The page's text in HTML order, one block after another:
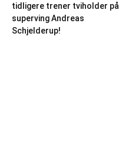
tidligere trener tviholder på
superving Andreas
Schjelderup!